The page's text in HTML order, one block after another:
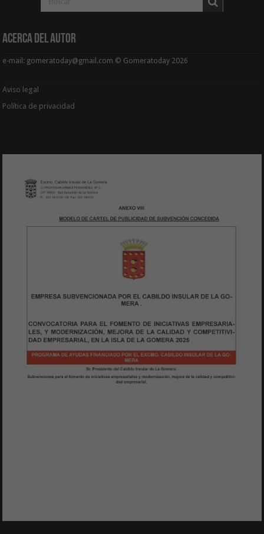
Acerca del Autor
e-mail: gomeratoday@gmail.com © Gomeratoday 2026
Aviso legal
Política de privacidad